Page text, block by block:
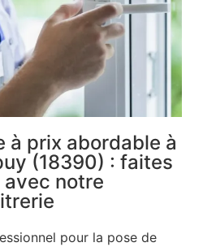
à prix abordable à
(18390) : faites
avec notre
pour la pose de